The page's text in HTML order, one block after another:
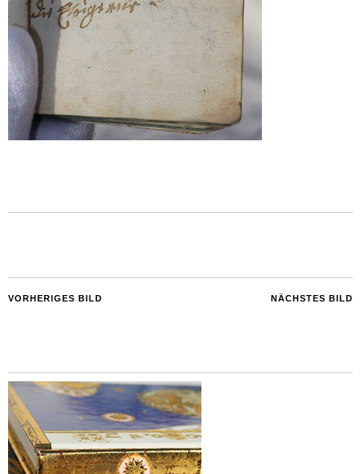
NÄCHSTES BILD
VORHERIGES BILD